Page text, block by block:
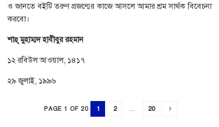
ও জানতে বইটি তরুণ প্রজন্মের কাজে আসলে আমার শ্রম সার্থক বিবেচনা
করবো।
শাহ্‌মুহাম্মদহাবীবুররহমান
১২ রবিউল আওয়াল, ১৪১৭
২৯ জুলাই, ১৯৯৬
PAGE 1 OF 20 1 2 ... 20